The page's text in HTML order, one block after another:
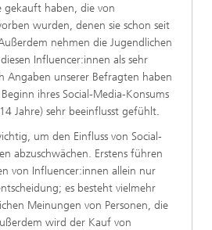
gekauft haben, die von
wurden, denen sie schon seit
nehmen die Jugendlichen
Influencer:innen als sehr
Angaben unserer Befragten haben
ihres Social-Media-Konsums
Jahre) sehr beeinflusst gefühlt.
um den Einfluss von Social-
abzuschwächen. Erstens führen
von Influencer:innen allein nur
es besteht vielmehr
Meinungen von Personen, die
wird der Kauf von